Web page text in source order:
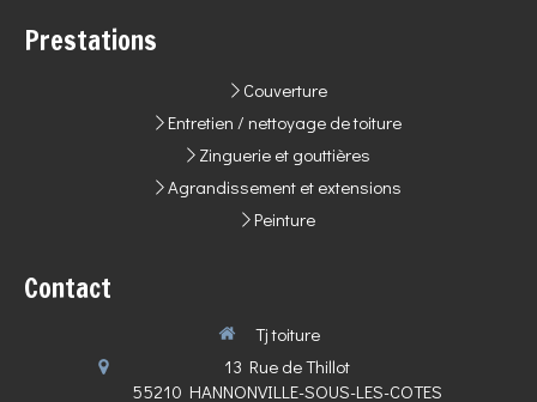
Prestations
Couverture
Entretien / nettoyage de toiture
Zinguerie et gouttières
Agrandissement et extensions
Peinture
Contact
Tj toiture
13 Rue de Thillot
55210 HANNONVILLE-SOUS-LES-COTES